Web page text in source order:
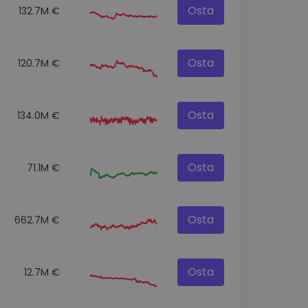
132.7M € Osta
120.7M € Osta
134.0M € Osta
71.1M € Osta
662.7M € Osta
12.7M € Osta